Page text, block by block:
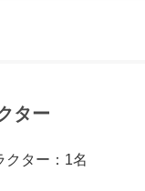
ター
クター：1名